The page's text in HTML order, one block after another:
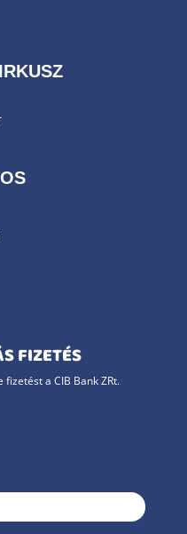
FIZETÉS
a CIB Bank ZRt.